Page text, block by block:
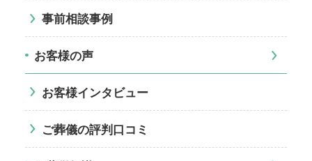
事前相談事例
お客様の声
お客様インタビュー
ご葬儀の評判口コミ